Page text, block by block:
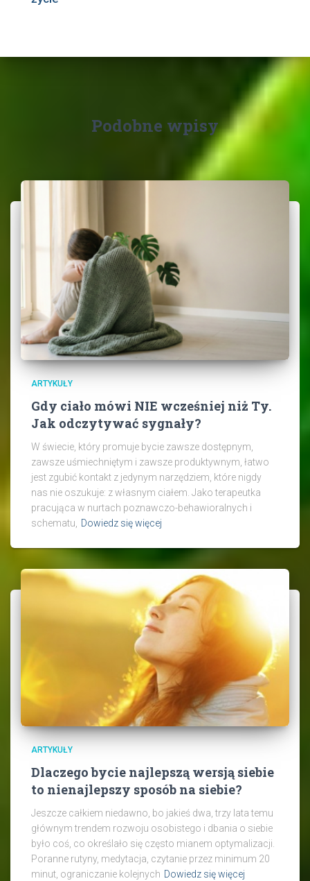
Podobne wpisy
ARTYKUŁY
Gdy ciało mówi NIE wcześniej niż Ty.
Jak odczytywać sygnały?
W świecie, który promuje bycie zawsze dostępnym,
zawsze uśmiechniętym i zawsze produktywnym, łatwo
jest zgubić kontakt z jedynym narzędziem, które nigdy
nas nie oszukuje: z własnym ciałem. Jako terapeutka
pracująca w nurtach poznawczo-behawioralnych i
schematu,
Dowiedz się więcej
ARTYKUŁY
Dlaczego bycie najlepszą wersją siebie
to nienajlepszy sposób na siebie?
Jeszcze całkiem niedawno, bo jakieś dwa, trzy lata temu
głównym trendem rozwoju osobistego i dbania o siebie
było coś, co określało się często mianem optymalizacji.
Poranne rutyny, medytacja, czytanie przez minimum 20
minut, ograniczanie kolejnych Dowiedz się więcej